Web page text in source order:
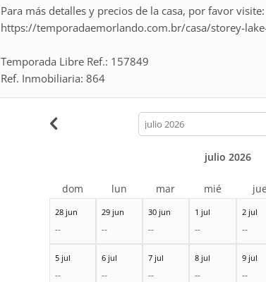
Para más detalles y precios de la casa, por favor visite:
https://temporadaemorlando.com.br/casa/storey-
Temporada Libre Ref.: 157849
Ref. Inmobiliaria: 864
calendar-
month
28 jun
--
29 jun
--
30 jun
--
1 jul
--
2 jul
--
5 jul
--
6 jul
--
7 jul
--
8 jul
--
9 jul
--
julio 2026
dom lun mar mié jue